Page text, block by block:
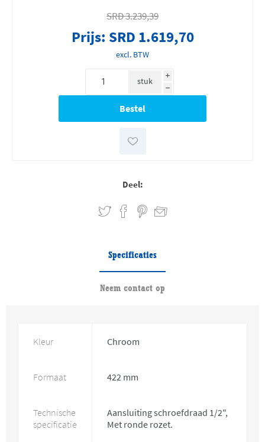
SRD 3.239,39
Prijs: SRD 1.619,70
excl. BTW
i
h
stuk
Deel:
Specificaties
Neem contact op
Kleur Chroom
Formaat 422 mm
Technische
specificatie
Aansluiting schroefdraad 1/2",
Met ronde rozet.